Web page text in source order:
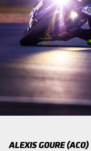
ALEXIS GOURE (ACO)